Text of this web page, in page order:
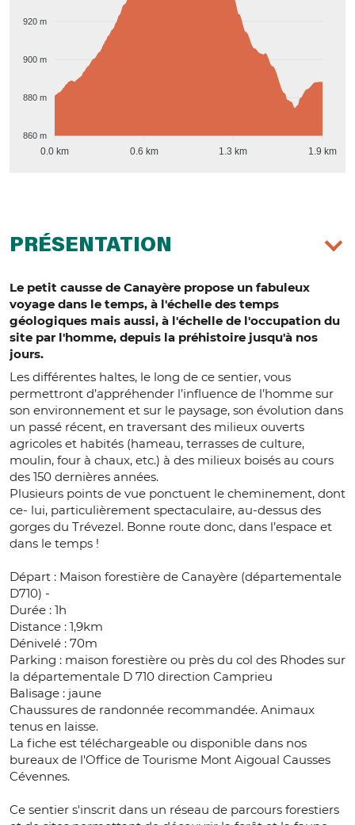
920 m
900 m
880 m
860 m
0.0 km 0.6 km 1.3 km 1.9 km
PRÉSENTATION
Le petit causse de Canayère propose un fabuleux
voyage dans le temps, à l'échelle des temps
géologiques mais aussi, à l'échelle de l'occupation du
site par l'homme, depuis la préhistoire jusqu'à nos
jours.
Les différentes haltes, le long de ce sentier, vous
permettront d’appréhender l’influence de l’homme sur
son environnement et sur le paysage, son évolution dans
un passé récent, en traversant des milieux ouverts
agricoles et habités (hameau, terrasses de culture,
moulin, four à chaux, etc.) à des milieux boisés au cours
des 150 dernières années.
Plusieurs points de vue ponctuent le cheminement, dont
ce- lui, particulièrement spectaculaire, au-dessus des
gorges du Trévezel. Bonne route donc, dans l’espace et
dans le temps !
Départ : Maison forestière de Canayère (départementale
D710) -
Durée : 1h
Distance : 1,9km
Dénivelé : 70m
Parking : maison forestière ou près du col des Rhodes sur
la départementale D 710 direction Camprieu
Balisage : jaune
Chaussures de randonnée recommandée. Animaux
tenus en laisse.
La fiche est téléchargeable ou disponible dans nos
bureaux de l'Office de Tourisme Mont Aigoual Causses
Cévennes.
Ce sentier s'inscrit dans un réseau de parcours forestiers